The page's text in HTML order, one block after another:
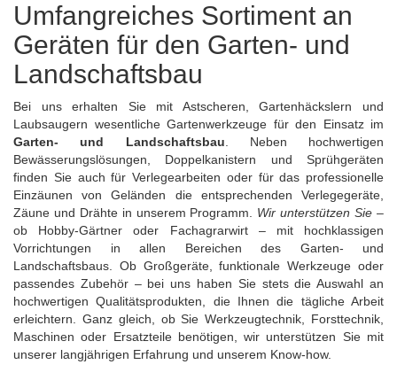
Umfangreiches Sortiment an
Geräten für den Garten- und
Landschaftsbau
Bei uns erhalten Sie mit Astscheren, Gartenhäckslern und
Laubsaugern wesentliche Gartenwerkzeuge für den Einsatz im
Garten- und Landschaftsbau . Neben hochwertigen
Bewässerungslösungen, Doppelkanistern und Sprühgeräten
finden Sie auch für Verlegearbeiten oder für das professionelle
Einzäunen von Geländen die entsprechenden Verlegegeräte,
Zäune und Drähte in unserem Programm. Wir unterstützen Sie –
ob Hobby-Gärtner oder Fachagrarwirt – mit hochklassigen
Vorrichtungen in allen Bereichen des Garten- und
Landschaftsbaus. Ob Großgeräte, funktionale Werkzeuge oder
passendes Zubehör – bei uns haben Sie stets die Auswahl an
hochwertigen Qualitätsprodukten, die Ihnen die tägliche Arbeit
erleichtern. Ganz gleich, ob Sie Werkzeugtechnik, Forsttechnik,
Maschinen oder Ersatzteile benötigen, wir unterstützen Sie mit
unserer langjährigen Erfahrung und unserem Know-how.